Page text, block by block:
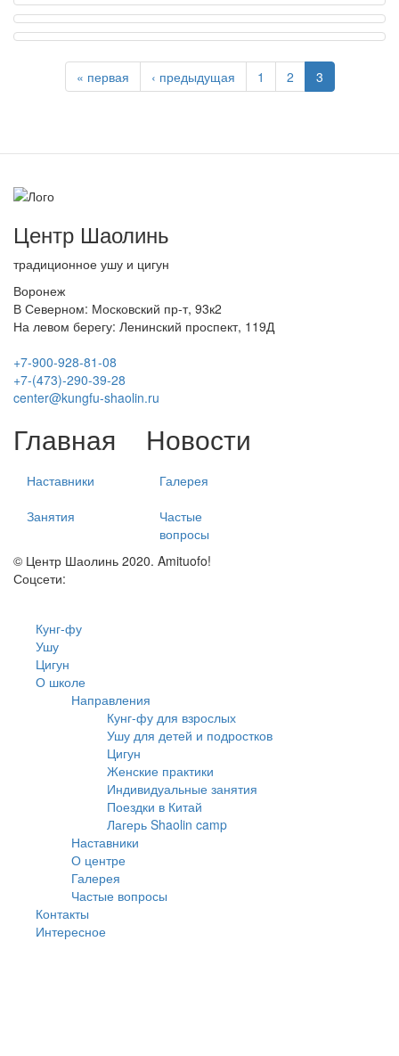
« первая ‹ предыдущая 1 2 3
Центр Шаолинь
традиционное ушу и цигун
Воронеж
В Северном: Московский пр-т, 93к2
На левом берегу: Ленинский проспект, 119Д
+7-900-928-81-08
+7-(473)-290-39-28
center@kungfu-shaolin.ru
Главная
Наставники
Занятия
Новости
Галерея
Частые
вопросы
© Центр Шаолинь 2020. Amituofo!
Соцсети:
Кунг-фу
Ушу
Цигун
О школе
Направления
Кунг-фу для взрослых
Ушу для детей и подростков
Цигун
Женские практики
Индивидуальные занятия
Поездки в Китай
Лагерь Shaolin camp
Наставники
О центре
Галерея
Частые вопросы
Контакты
Интересное